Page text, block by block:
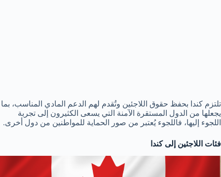
تلتزم كندا بحفظ حقوق اللاجئين وتُقدم لهم الدعم المادي المناسب، بما
يجعلها من الدول المستقرة الآمنة التي يسعى الكثيرون إلى تجربة
اللجوء إليها، فاللجوء يُعتبر من صور الحماية للمواطنين من دول أخرى.
فئات اللاجئين إلى كندا